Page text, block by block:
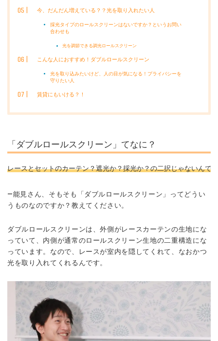
今、だんだん増えている？？光を取り入れたい人
採光タイプのロールスクリーンはないですか？というお問い
合わせも
光を調節できる調光ロールスクリーン
こんな人におすすめ！ダブルロールスクリーン
光を取り込みたいけど、人の目が気になる！プライバシーを
守りたい人
賃貸にもいける？！
「ダブルロールスクリーン」てなに？
レースとセットのカーテン？遮光か？採光か？の二択じゃないんで
―能見さん、そもそも「ダブルロールスクリーン」ってどうい
うものなのですか？教えてください。
ダブルロールスクリーンは、外側がレースカーテンの生地にな
っていて、 内側が通常のロールスクリーン生地の二重構造にな
っています。なので、レースが室内を隠してくれて、なおかつ
光を取り入れてくれるんです。